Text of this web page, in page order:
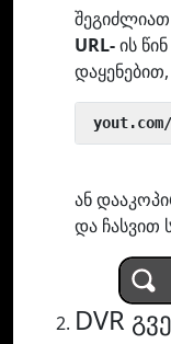
URL-ის
დაყენებით,
ან
და ჩასვით
DVR